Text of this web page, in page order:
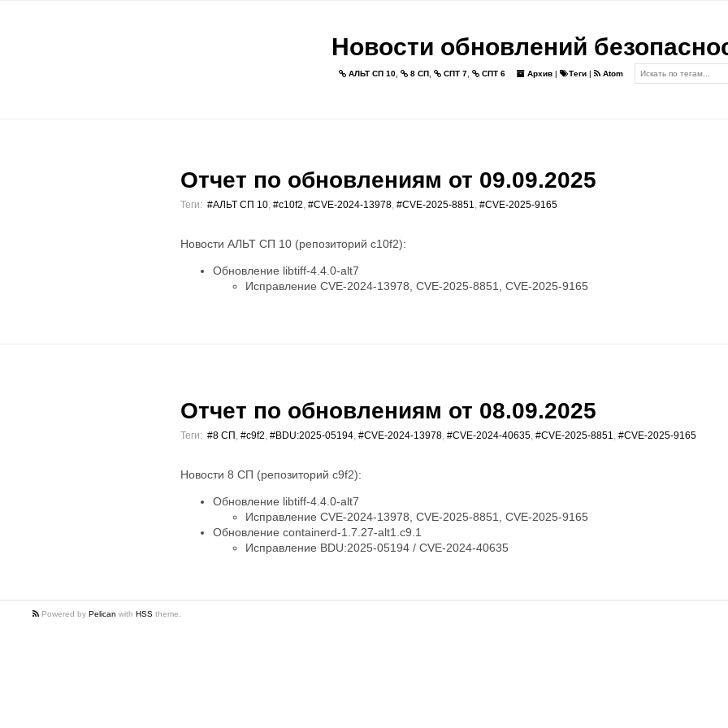
Новости обновлений
АЛЬТ СП 10 8 СП СПТ 7 СПТ 6 Архив | Теги | Atom
Отчет по обновлениям от 09.09.2025
Теги: #АЛЬТ СП 10 #c10f2 #CVE-2024-13978 #CVE-2025-8851 #CVE-2025-9165
Новости АЛЬТ СП 10 (репозиторий c10f2):
Обновление libtiff-4.4.0-alt7
Исправление CVE-2024-13978, CVE-2025-8851, CVE-2025-9165
Отчет по обновлениям от 08.09.2025
Теги: #8 СП #c9f2 #BDU:2025-05194 #CVE-2024-13978 #CVE-2024-40635 #CVE-2025-8851 #CVE-2025-9165
Новости 8 СП (репозиторий c9f2):
Обновление libtiff-4.4.0-alt7
Исправление CVE-2024-13978, CVE-2025-8851, CVE-2025-9165
Обновление containerd-1.7.27-alt1.c9.1
Исправление BDU:2025-05194 / CVE-2024-40635
Powered by Pelican with HSS theme.